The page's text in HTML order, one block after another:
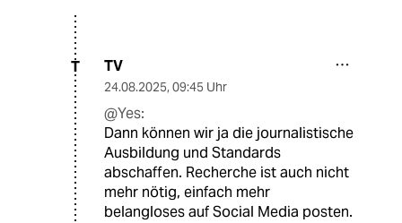
T TV
24.08.2025, 09:45 Uhr
@Yes:
Dann können wir ja die journalistische
Ausbildung und Standards
abschaffen. Recherche ist auch nicht
mehr nötig, einfach mehr
belangloses auf Social Media posten.